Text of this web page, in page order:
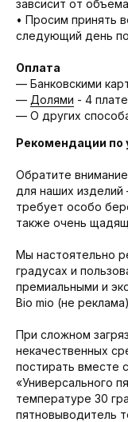
завсисит от
• Просим принять
следующий день
Оплата
— Банковскими
— Долями - 4
— О других
Рекомендации по
Обратите
для наших
требует особо
также очень
Мы настоятельно
градусах и
премиальными и
Bio mio (не
При сложном
некачественных
постирать вместе
«Универсального
температуре 30
пятновыводитель